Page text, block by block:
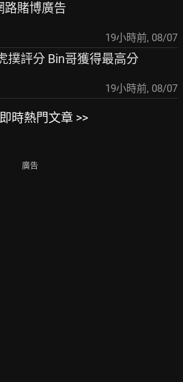
路賭博廣告
19小時前, 08/07
撲評分 Bin哥獲得最高分
19小時前, 08/07
時熱門文章 >>
廣告